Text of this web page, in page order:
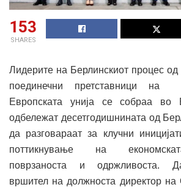
153
SHARES
Лидерите на Берлинскиот процес
поединечни претставници на
Европската унија се собраа
одбележат десетгодишнината од
да разговараат за клучни
поттикнување на
поврзаноста и одржливоста.
вршител на должноста директор на